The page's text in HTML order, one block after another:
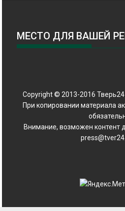
МЕСТО ДЛЯ ВАШЕЙ
Copyright © 2013-2016
При копировании материала
Внимание, возможен контент